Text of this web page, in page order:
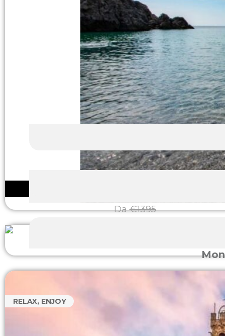
Da€1395
RELAX, ENJOY